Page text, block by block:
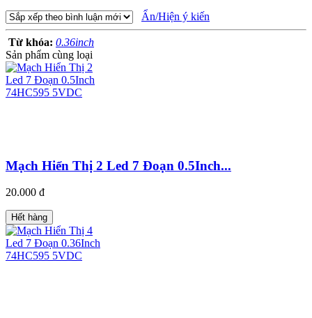
Ẩn/Hiện ý kiến
Từ khóa: 0.36inch
Sản phẩm cùng loại
Mạch Hiển Thị 2 Led 7 Đoạn 0.5Inch...
20.000 đ
Hết hàng